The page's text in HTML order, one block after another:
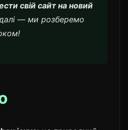
свій сайт на новий
— ми розберемо